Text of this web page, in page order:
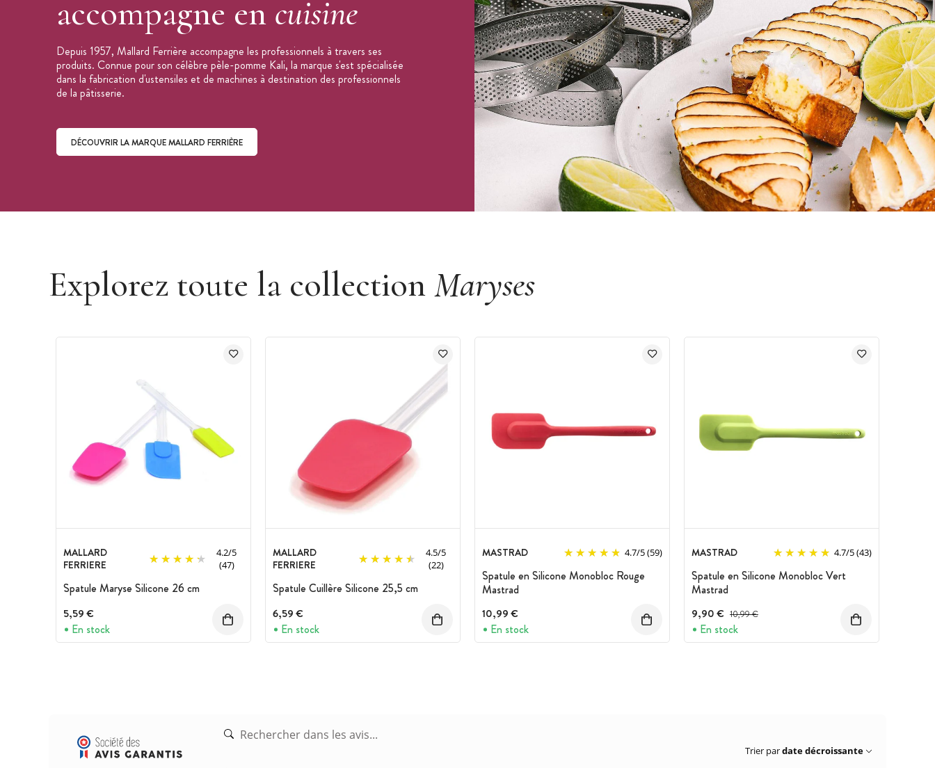
accompagne en cuisine
Depuis 1957, Mallard Ferrière accompagne les professionnels à travers ses
produits. Connue pour son célèbre pèle-pomme Kali, la marque s'est spécialisée
dans la fabrication d'ustensiles et de machines à destination des professionnels
de la pâtisserie.
DÉCOUVRIR LA MARQUE MALLARD FERRIÈRE
Explorez toute la collection Maryses
MALLARD
FERRIERE
4.2/5
(47)
Spatule Maryse Silicone 26 cm
5,59 €
En stock
MALLARD
FERRIERE
4.5/5
(22)
Spatule Cuillère Silicone 25,5 cm
6,59 €
En stock
MASTRAD 4.7/5(59)
Spatule en Silicone Monobloc Rouge
Mastrad
10,99 €
En stock
MASTRAD 4.7/5(43)
Spatule en Silicone Monobloc Vert
Mastrad
9,90 € Prix avant réduction :
10,99 €
En stock
Trier pardate décroissante